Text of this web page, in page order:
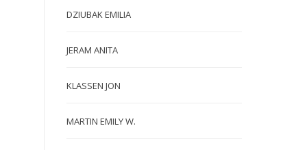
DZIUBAK EMILIA
JERAM ANITA
KLASSEN JON
MARTIN EMILY W.